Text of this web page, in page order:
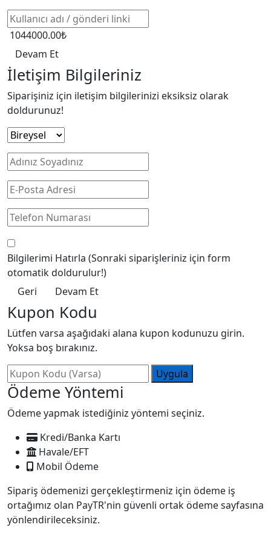
1044000.00₺
Devam Et
İletişim Bilgileriniz
Siparişiniz için iletişim bilgilerinizi eksiksiz olarak
doldurunuz!
Bilgilerimi Hatırla (Sonraki siparişleriniz için form
otomatik doldurulur!)
Geri
Devam Et
Kupon Kodu
Lütfen varsa aşağıdaki alana kupon kodunuzu girin.
Yoksa boş bırakınız.
Uygula
Ödeme Yöntemi
Ödeme yapmak istediğiniz yöntemi seçiniz.
Kredi/Banka Kartı
Havale/EFT
Mobil Ödeme
Sipariş ödemenizi gerçekleştirmeniz için ödeme iş
ortağımız olan PayTR'nin güvenli ortak ödeme sayfasına
yönlendirileceksiniz.